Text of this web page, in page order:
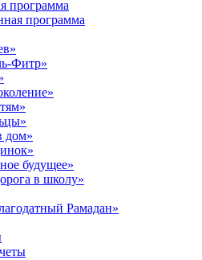
программа
программа
Фитр»
дом»
будущее»
в школу»
Рамадан»